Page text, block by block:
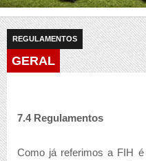
REGULAMENTOS
GERAL
7.4 Regulamentos
Como já referimos a FIH